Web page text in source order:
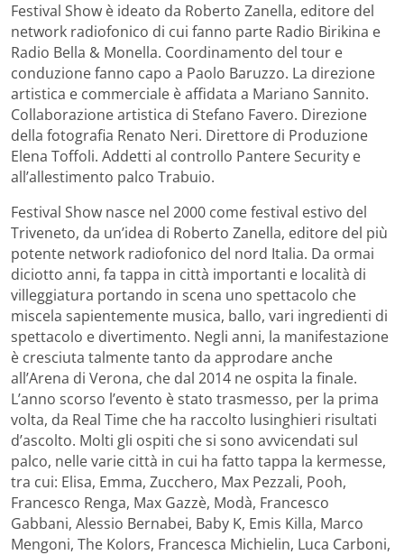
Festival Show è ideato da Roberto Zanella, editore del
network radiofonico di cui fanno parte Radio Birikina e
Radio Bella & Monella. Coordinamento del tour e
conduzione fanno capo a Paolo Baruzzo. La direzione
artistica e commerciale è affidata a Mariano Sannito.
Collaborazione artistica di Stefano Favero. Direzione
della fotografia Renato Neri. Direttore di Produzione
Elena Toffoli. Addetti al controllo Pantere Security e
all’allestimento palco Trabuio.
Festival Show nasce nel 2000 come festival estivo del
Triveneto, da un’idea di Roberto Zanella, editore del più
potente network radiofonico del nord Italia. Da ormai
diciotto anni, fa tappa in città importanti e località di
villeggiatura portando in scena uno spettacolo che
miscela sapientemente musica, ballo, vari ingredienti di
spettacolo e divertimento. Negli anni, la manifestazione
è cresciuta talmente tanto da approdare anche
all’Arena di Verona, che dal 2014 ne ospita la finale.
L’anno scorso l’evento è stato trasmesso, per la prima
volta, da Real Time che ha raccolto lusinghieri risultati
d’ascolto. Molti gli ospiti che si sono avvicendati sul
palco, nelle varie città in cui ha fatto tappa la kermesse,
tra cui: Elisa, Emma, Zucchero, Max Pezzali, Pooh,
Francesco Renga, Max Gazzè, Modà, Francesco
Gabbani, Alessio Bernabei, Baby K, Emis Killa, Marco
Mengoni, The Kolors, Francesca Michielin, Luca Carboni,